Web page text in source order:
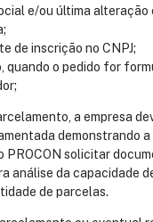
e/ou última
de inscrição no CNPJ;
quando o pedido for
a empresa
demonstrando a
PROCON solicitar
análise da capacidade
de parcelas.